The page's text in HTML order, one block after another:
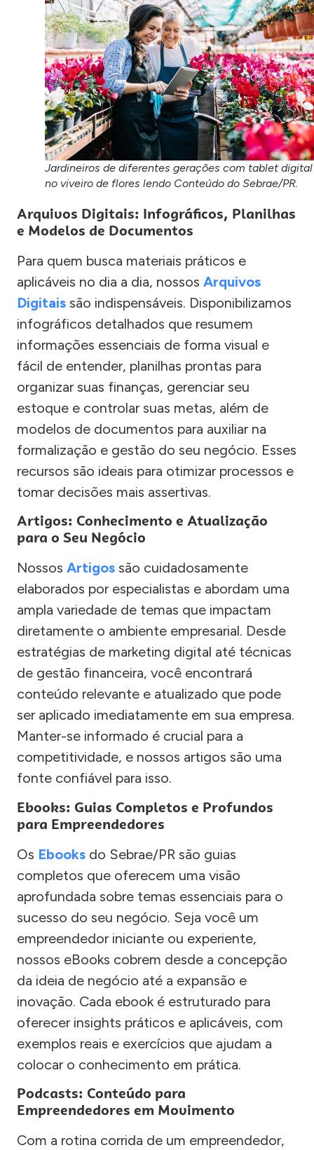
Jardineiros de diferentes gerações com tablet digital
no viveiro de flores lendo Conteúdo do Sebrae/PR.
Arquivos Digitais: Infográficos, Planilhas
e Modelos de Documentos
Para quem busca materiais práticos e
aplicáveis no dia a dia, nossos Arquivos
Digitais são indispensáveis. Disponibilizamos
infográficos detalhados que resumem
informações essenciais de forma visual e
fácil de entender, planilhas prontas para
organizar suas finanças, gerenciar seu
estoque e controlar suas metas, além de
modelos de documentos para auxiliar na
formalização e gestão do seu negócio. Esses
recursos são ideais para otimizar processos e
tomar decisões mais assertivas.
Artigos: Conhecimento e Atualização
para o Seu Negócio
Nossos Artigos são cuidadosamente
elaborados por especialistas e abordam uma
ampla variedade de temas que impactam
diretamente o ambiente empresarial. Desde
estratégias de marketing digital até técnicas
de gestão financeira, você encontrará
conteúdo relevante e atualizado que pode
ser aplicado imediatamente em sua empresa.
Manter-se informado é crucial para a
competitividade, e nossos artigos são uma
fonte confiável para isso.
Ebooks: Guias Completos e Profundos
para Empreendedores
Os Ebooks do Sebrae/PR são guias
completos que oferecem uma visão
aprofundada sobre temas essenciais para o
sucesso do seu negócio. Seja você um
empreendedor iniciante ou experiente,
nossos eBooks cobrem desde a concepção
da ideia de negócio até a expansão e
inovação. Cada ebook é estruturado para
oferecer insights práticos e aplicáveis, com
exemplos reais e exercícios que ajudam a
colocar o conhecimento em prática.
Podcasts: Conteúdo para
Empreendedores em Movimento
Com a rotina corrida de um empreendedor,